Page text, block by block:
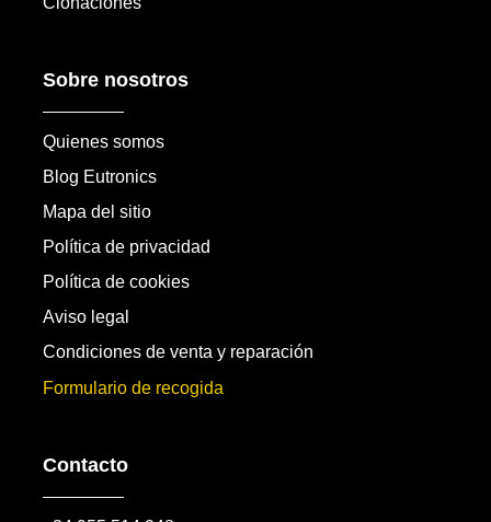
Sobre nosotros
Quienes somos
Blog Eutronics
Mapa del sitio
Política de privacidad
Política de cookies
Aviso legal
Condiciones de venta y reparación
Formulario de recogida
Contacto